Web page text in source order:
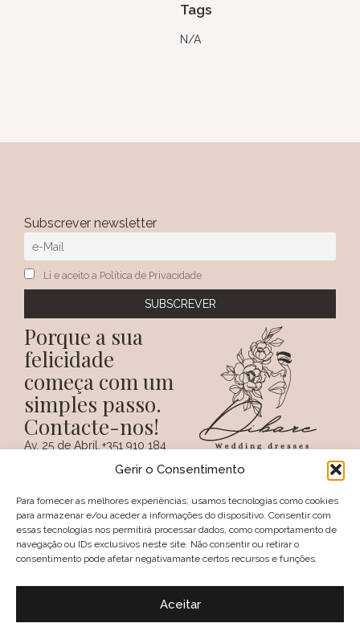
Gerir o Consentimento
Para fornecer as melhores experiências, usamos tecnologias como cookies
para armazenar e/ou aceder a informações do dispositivo. Consentir com
essas tecnologias nos permitirá processar dados, como comportamento de
navegação ou IDs exclusivos neste site. Não consentir ou retirar o
consentimento pode afetar negativamante certos recursos e funções.
Aceitar
Tags
N/A
Subscrever newsletter
Li e aceito a Política de Privacidade
Porque a sua
felicidade
começa com um
simples passo.
Contacte-nos!
Av. 25 de Abril,
PORTUGAL
+351 910 184
(Chamada para a
nacional)
+351 274 094
097
(Chamada para a
rede fixa nacional)
geral@dibare.com
SOCIAIS
Avisos legais
Política de Privacidade
Livro de reclamações
Política de Cookies (UE)